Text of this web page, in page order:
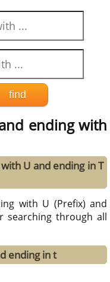
ending with
U and ending in T
with U (Prefix) and
searching through all
ending in t